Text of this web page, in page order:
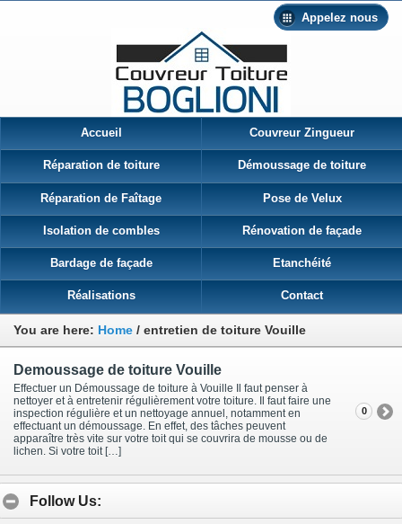
Appelez nous
Accueil Couvreur Zingueur
Réparation de toiture Démoussage de toiture
Réparation de Faîtage Pose de Velux
Isolation de combles Rénovation de façade
Bardage de façade Etanchéité
Réalisations Contact
You are here: Home / entretien de toiture Vouille
Demoussage de toiture Vouille
Effectuer un Démoussage de toiture à Vouille Il faut penser à
nettoyer et à entretenir régulièrement votre toiture. Il faut faire une
inspection régulière et un nettoyage annuel, notamment en
effectuant un démoussage. En effet, des tâches peuvent
apparaître très vite sur votre toit qui se couvrira de mousse ou de
lichen. Si votre toit […]
0
Follow Us: